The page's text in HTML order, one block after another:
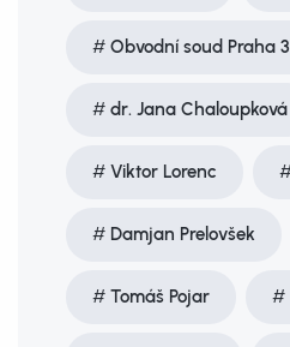
Obvodní soud Praha 3
dr. Jana Chaloupková
Viktor Lorenc
Damjan Prelovšek
Tomáš Pojar